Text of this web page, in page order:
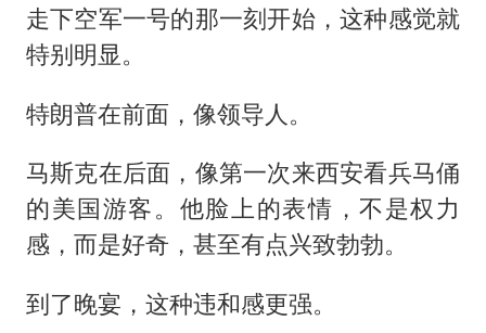
走下空军一号的那一刻开始，这种感觉就
特别明显。
特朗普在前面，像领导人。
马斯克在后面，像第一次来西安看兵马俑
的美国游客。他脸上的表情，不是权力
感，而是好奇，甚至有点兴致勃勃。
到了晚宴，这种违和感更强。